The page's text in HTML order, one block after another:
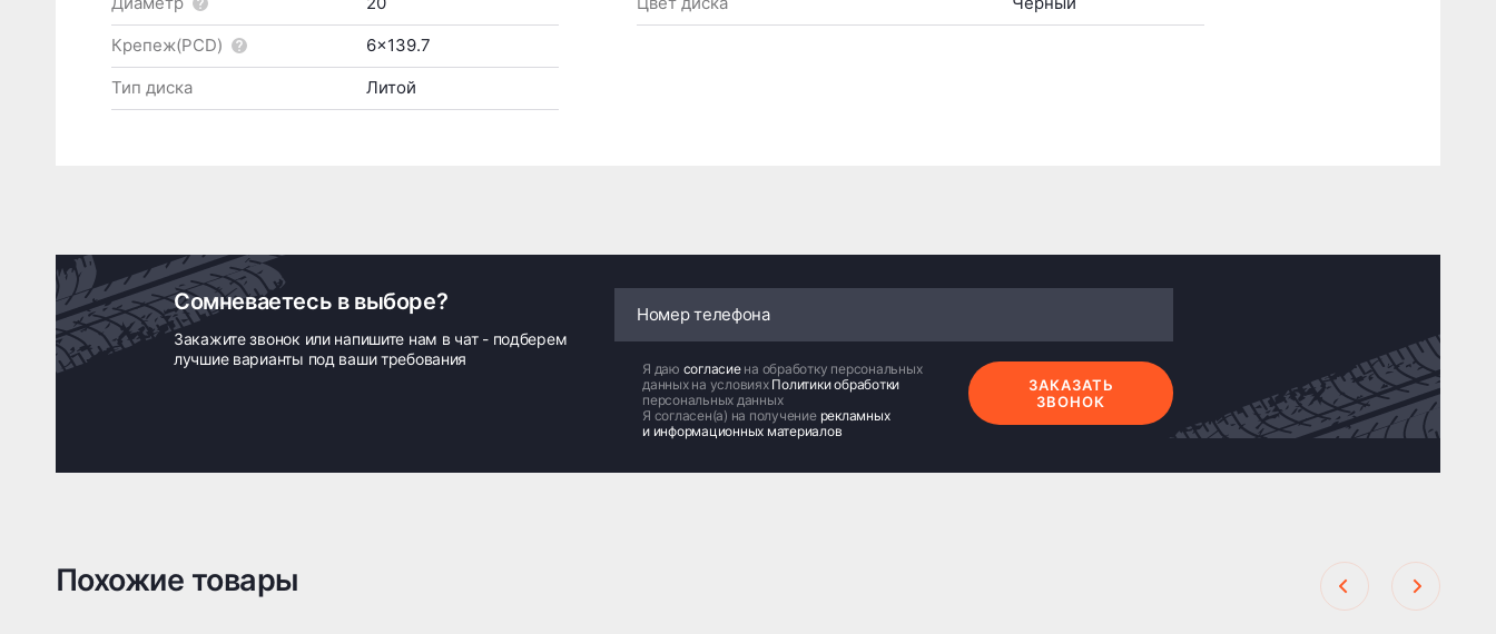
Крепеж(PCD)
6x139.7
Тип диска
Литой
Сомневаетесь в выборе?
Закажите звонок или напишите нам в чат - подберем
лучшие варианты под ваши требования
Я даю согласие на обработку персональных
данных на условиях Политики обработки
персональных данных
Я согласен(а) на получение рекламных
и информационных материалов
ЗАКАЗАТЬ
ЗВОНОК
Похожие товары